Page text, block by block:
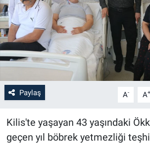
Paylaş A- A+
Kilis'te yaşayan 43 yaşındaki
geçen yıl böbrek yetmezliği